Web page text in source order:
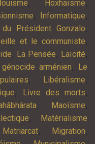
, Hoxhaïsme,
, Informatique,
du Président Gonzalo,
et le communiste,
, La Pensée, Laïcité,
arménien,
Le
, Libéralisme,
, Livre des morts,
, Maoïsme,
,
Matérialisme
Matriarcat, Migration,